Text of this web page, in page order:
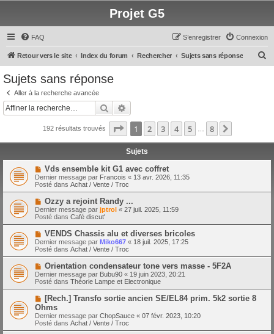
Projet G5
FAQ Connexion
S’enregistrer
Retour vers le site Index du forum Rechercher Sujets sans réponse
c
Sujets sans réponse
Aller à la recherche avancée
Rechercher
192 résultats trouvés Page 1sur8
1 2 3 4 5 8
Sujets
N
o
u
v
a
u
m
e
s
s
a
g
e
Vds ensemble kit G1 avec coffret
Dernier message par Francois « 13 avr. 2026, 11:35
Posté dans Achat / Vente / Troc
N
o
u
v
e
u
m
e
s
s
a
g
e
Ozzy a rejoint Randy ...
Dernier message par jptrol « 27 juil. 2025, 11:59
Posté dans Café discut'
N
o
u
v
a
u
m
e
s
a
g
e
VENDS Chassis alu et diverses bricoles
Dernier message par Miko667 « 18 juil. 2025, 17:25
Posté dans Achat / Vente / Troc
N
o
u
v
e
u
m
e
s
Orientation condensateur tone vers masse - 5F2A
Dernier message par Bubu90 « 19 juin 2023, 20:21
Posté dans Théorie Lampe et Electronique
N
o
u
v
e
[Rech.] Transfo sortie ancien SE/EL84 prim. 5k2 sortie 8
Ohms
Dernier message par ChopSauce « 07 févr. 2023, 10:20
Posté dans Achat / Vente / Troc